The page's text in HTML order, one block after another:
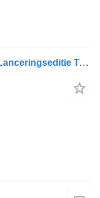
Farizon SV L2H3 83 kWh / 232 PK Lanceringseditie Trekhaak Achterdeuren 2